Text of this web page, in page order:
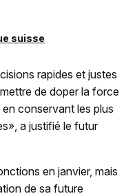
suisse
rapides et justes
de doper la force
conservant les plus
a justifié le futur
en janvier, mais
de sa future